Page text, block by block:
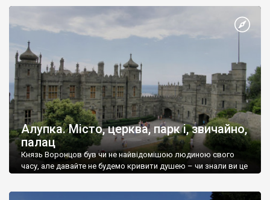
Алупка. Місто, церква, парк і, звичайно,
палац
Князь Воронцов був чи не найвідомішою людиною свого
часу, але давайте не будемо кривити душею – чи знали ви це